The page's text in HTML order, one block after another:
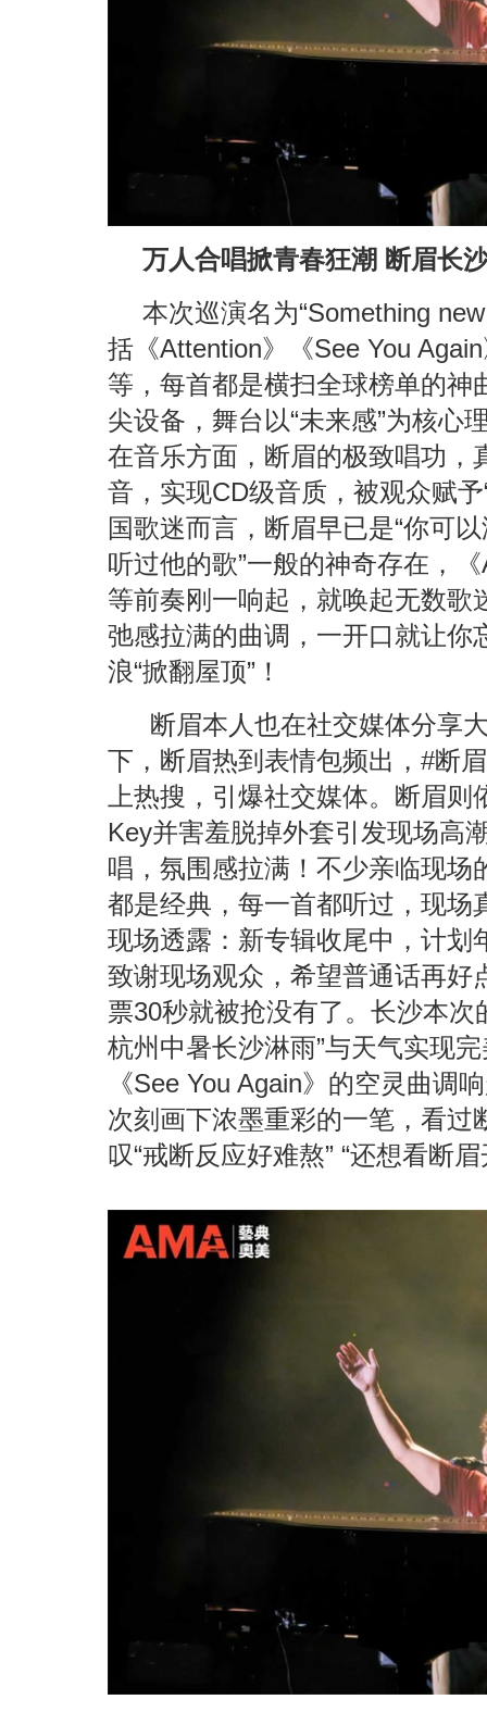
万人合唱掀青春狂潮 断眉长
本次巡演名为“Something
括《Attention》《See You
等，每首都是横扫全球榜单的神
尖设备，舞台以“未来感”为核心
在音乐方面，断眉的极致唱功，
音，实现CD级音质，被观众赋
国歌迷而言，断眉早已是“你可
听过他的歌”一般的神奇存在，
等前奏刚一响起，就唤起无数歌
弛感拉满的曲调，一开口就让你
浪“掀翻屋顶”！
断眉本人也在社交媒体分享
下，断眉热到表情包频出 ， #断
上热搜，引爆社交媒体。断眉
Key并害羞脱掉外套引发现场高
唱，氛围感拉满！不少亲临现场
都是经典，每一首都听过，现场
现场透露：新专辑收尾中，计划
致谢现场观众，希望普通话再好
票30秒就被抢没有了。长沙本次
杭州中暑长沙淋雨”与天气实现
《See You Again》 的空灵曲调
次刻画下浓墨重彩的一笔，看过
叹“戒断反应好难熬” “还想看断